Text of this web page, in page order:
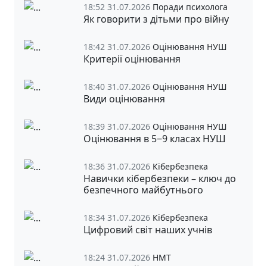
18:52 31.07.2026 Поради психолога
Як говорити з дітьми про війну
18:42 31.07.2026 Оцінювання НУШ
Критерії оцінювання
18:40 31.07.2026 Оцінювання НУШ
Види оцінювання
18:39 31.07.2026 Оцінювання НУШ
Оцінювання в 5‒9 класах НУШ
18:36 31.07.2026 Кібербезпека
Навички кібербезпеки – ключ до
безпечного майбутнього
18:34 31.07.2026 Кібербезпека
Цифровий світ наших учнів
18:24 31.07.2026 НМТ